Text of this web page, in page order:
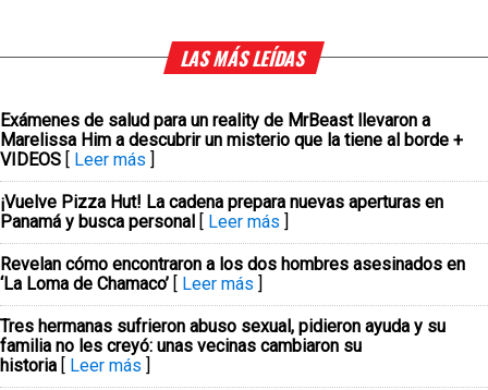
LAS MÁS LEÍDAS
Exámenes de salud para un reality de MrBeast llevaron a
Marelissa Him a descubrir un misterio que la tiene al borde +
VIDEOS [ Leer más ]
¡Vuelve Pizza Hut! La cadena prepara nuevas aperturas en
Panamá y busca personal [ Leer más ]
Revelan cómo encontraron a los dos hombres asesinados en
‘La Loma de Chamaco’ [ Leer más ]
Tres hermanas sufrieron abuso sexual, pidieron ayuda y su
familia no les creyó: unas vecinas cambiaron su
historia [ Leer más ]